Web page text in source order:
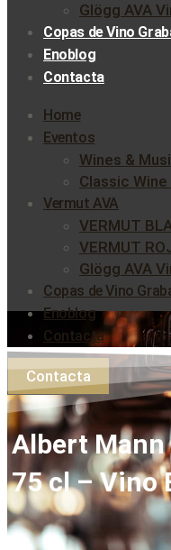
Glögg AVA
Copas de Vino
Enoblog
Contacta
Home
Eventos
Wines &
Classic
Vermut AVA
VERMUT
VERMUT
Glögg AVA
Copas de Vino
Enoblog
Contacta
Contacta
Albert Mann
75 cl – Vino